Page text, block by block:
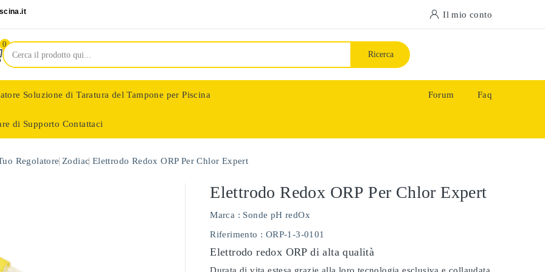
Il mio conto
0
Ricerca
Soluzione di Taratura del Tampone per Piscina
di Supporto Contattaci
Forum Faq
Regolatore Zodiac Elettrodo Redox ORP Per Chlor Expert
Elettrodo Redox ORP Per Chlor Expert
Marca : Sonde pH redOx
Riferimento : ORP-1-3-0101
Elettrodo redox ORP di alta qualità